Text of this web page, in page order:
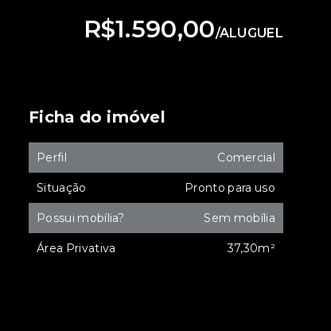
R$1.590,00/ALUGUEL
Ficha do imóvel
Perfil Comercial
Situação Pronto para uso
Possui mobília? Sem mobília
Área Privativa 37,30m²